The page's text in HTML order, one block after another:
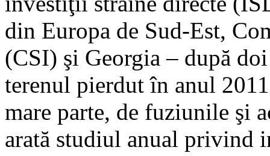
din Europa de Sud-Est,
(CSI) şi Georgia – după
terenul pierdut în anul
mare parte, de fuziunile şi
arată studiul anual privind